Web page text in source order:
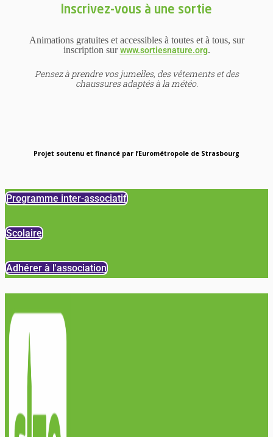
Inscrivez-vous à une sortie
Animations gratuites et accessibles à toutes et à tous, sur
inscription surwww.sortiesnature.org.
Pensez à prendre vos jumelles, des vêtements et des
chaussures adaptés à la météo.
Projet soutenu et financé par l’Eurométropole de Strasbourg
Programme inter-associatif
Scolaire
Adhérer à l'association